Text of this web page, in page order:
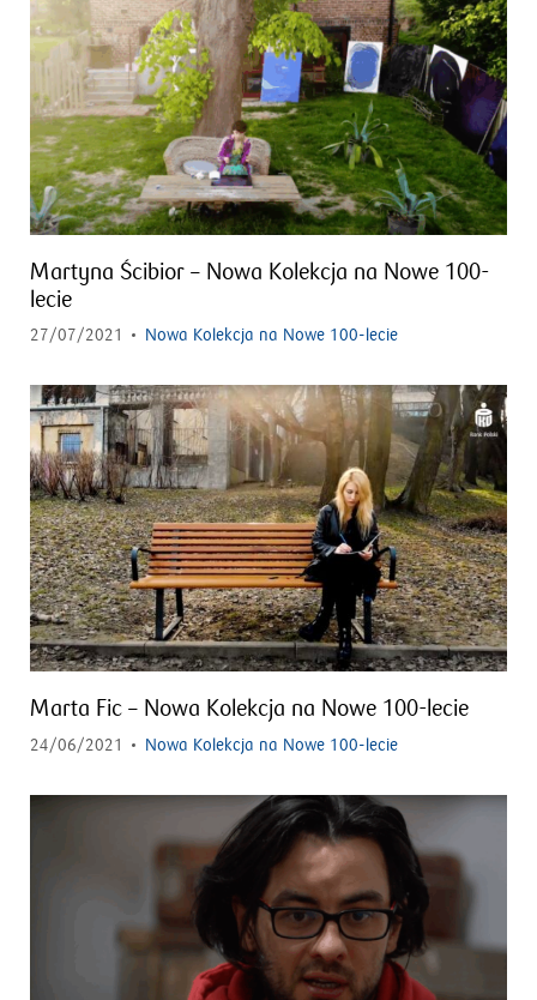
Martyna Ścibior – Nowa Kolekcja na Nowe 100-
lecie
27/07/2021 Nowa Kolekcja na Nowe 100-lecie
Marta Fic – Nowa Kolekcja na Nowe 100-lecie
24/06/2021 Nowa Kolekcja na Nowe 100-lecie